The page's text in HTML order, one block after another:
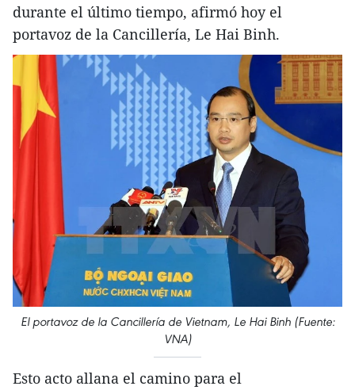
durante el último tiempo, afirmó hoy el
portavoz de la Cancillería, Le Hai Binh.
El portavoz de la Cancillería de Vietnam, Le Hai Binh (Fuente:
VNA)
Esto acto allana el camino para el